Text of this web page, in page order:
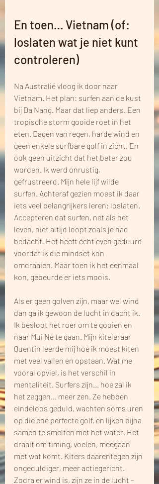
En toen… Vietnam (of:
loslaten wat je niet kunt
controleren)
Na Australië vloog ik door naar
Vietnam. Het plan: surfen aan de kust
bij Da Nang. Maar dat liep anders. Een
tropische storm gooide roet in het
eten. Dagen van regen, harde wind en
geen enkele surfbare golf in zicht. En
ook geen uitzicht dat het beter zou
worden. Ik werd onrustig,
gefrustreerd. Mijn hele lijf wilde
surfen. Achteraf gezien moest ik daar
iets veel belangrijkers leren: loslaten.
Accepteren dat surfen, net als het
leven, niet altijd loopt zoals je had
bedacht. Het heeft écht even geduurd
voordat ik die mindset kon
omdraaien. Maar toen ik het eenmaal
kon, gebeurde er iets moois.
Als er geen golven zijn, maar wel wind
dan ga ik gewoon de lucht in dacht ik.
Ik besloot het roer om te gooien en
naar Mui Ne te gaan. Mijn kiteleraar
Quentin leerde mij hoe ik moest kiten
met veel vallen en opstaan. Wat me
vooral opviel, is het verschil in
mentaliteit. Surfers zijn... hoe zal ik
het zeggen... meer zen. Ze hebben
eindeloos geduld, wachten soms uren
op die ene perfecte golf, en lijken bijna
samen te smelten met het water. Het
draait om timing, voelen, meegaan
met wat komt. Kiters daarentegen zijn
ongeduldiger, meer actiegericht.
Zodra er wind is, zijn ze in de lucht –